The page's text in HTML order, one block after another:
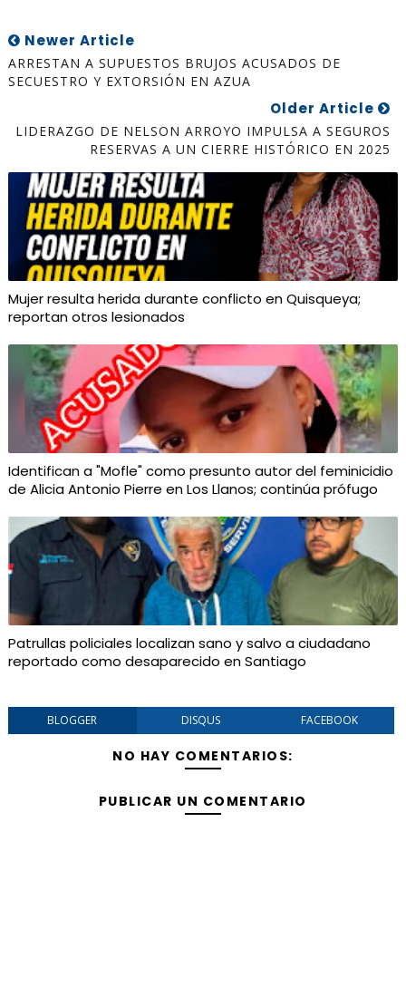
Newer Article
ARRESTAN A SUPUESTOS BRUJOS ACUSADOS DE
SECUESTRO Y EXTORSIÓN EN AZUA
Older Article
LIDERAZGO DE NELSON ARROYO IMPULSA A SEGUROS
RESERVAS A UN CIERRE HISTÓRICO EN 2025
Mujer resulta herida durante conflicto en Quisqueya;
reportan otros lesionados
Identifican a "Mofle" como presunto autor del feminicidio
de Alicia Antonio Pierre en Los Llanos; continúa prófugo
Patrullas policiales localizan sano y salvo a ciudadano
reportado como desaparecido en Santiago
BLOGGER DISQUS FACEBOOK
NO HAY COMENTARIOS:
PUBLICAR UN COMENTARIO